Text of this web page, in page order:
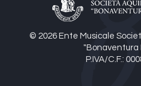
© 2026 Ente Musicale
"Bonaventura
P.IVA/C.F.: